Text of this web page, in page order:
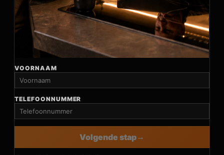
VOORNAAM
TELEFOONNUMMER
Volgende stap